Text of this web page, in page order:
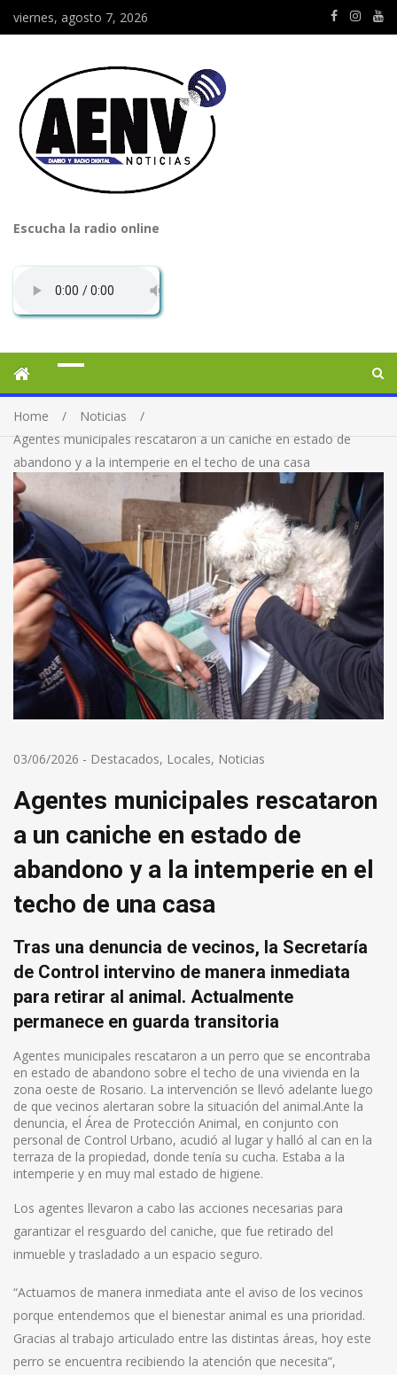
viernes, agosto 7, 2026
Escucha la radio online
Home
Noticias
Agentes municipales rescataron a un caniche en estado de
abandono y a la intemperie en el techo de una casa
03/06/2026 - Destacados, Locales, Noticias
Agentes municipales rescataron
a un caniche en estado de
abandono y a la intemperie en el
techo de una casa
Tras una denuncia de vecinos, la Secretaría
de Control intervino de manera inmediata
para retirar al animal. Actualmente
permanece en guarda transitoria
Agentes municipales rescataron a un perro que se encontraba
en estado de abandono sobre el techo de una vivienda en la
zona oeste de Rosario. La intervención se llevó adelante luego
de que vecinos alertaran sobre la situación del animal.Ante la
denuncia, el Área de Protección Animal, en conjunto con
personal de Control Urbano, acudió al lugar y halló al can en la
terraza de la propiedad, donde tenía su cucha. Estaba a la
intemperie y en muy mal estado de higiene.
Los agentes llevaron a cabo las acciones necesarias para
garantizar el resguardo del caniche, que fue retirado del
inmueble y trasladado a un espacio seguro.
“Actuamos de manera inmediata ante el aviso de los vecinos
porque entendemos que el bienestar animal es una prioridad.
Gracias al trabajo articulado entre las distintas áreas, hoy este
perro se encuentra recibiendo la atención que necesita”,